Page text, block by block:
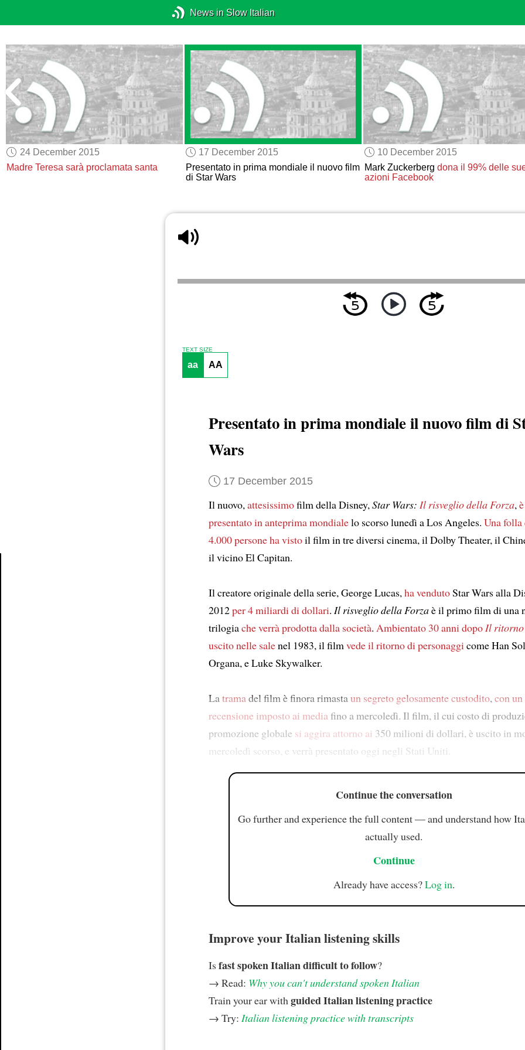
News in Slow Italian
24 December 2015
Madre Teresa sarà proclamata santa
17 December 2015
Presentato in prima mondiale il nuovo film
di Star Wars
10 December 2015
Mark Zuckerberg dona il 99% delle
azioni Facebook
TEXT SIZE
aa AA
Presentato in prima mondiale il nuovo film di
Wars
17 December 2015
Il nuovo,attesissimofilm della Disney,Star Wars: Il risveglio della Forza,
presentato in anteprima mondialelo scorso lunedì a Los Angeles. Una folla
4.000 personeha vistoil film in tre diversi cinema, il Dolby Theater, il
il vicino El Capitan.
Il creatore originale della serie, George Lucas,ha vendutoStar Wars alla
2012per 4 miliardi di dollari. Il risveglio della Forzaè il primo film di una
trilogiache verrà prodotta dalla società. Ambientato 30 anni dopoIl ritorno
uscito nelle salenel 1983, il filmvede il ritornodi personaggicome Han
Organa, e Luke Skywalker.
Latramadel film è finora rimastaun segreto gelosamente custodito,con
recensione imposto ai mediafino a mercoledì. Il film, il cui costo di
promozione globale si aggira attorno ai 350 milioni di dollari, è uscito in
mercoledì scorso, e verrà presentato oggi negli Stati Uniti.
Continue the conversation
Go further and experience the full content — and understand how
actually used.
Continue
Already have access?Log in.
Improve your Italian listening skills
Isfast spoken Italian difficult to follow?
→ Read: Why you can't understand spoken Italian
Train your ear withguided Italian listening practice
→ Try: Italian listening practice with transcripts